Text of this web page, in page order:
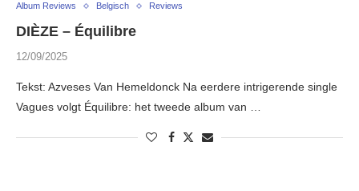
Album Reviews Belgisch Reviews
DIÈZE – Équilibre
12/09/2025
Tekst: Azveses Van Hemeldonck Na eerdere intrigerende single
Vagues volgt Équilibre: het tweede album van …